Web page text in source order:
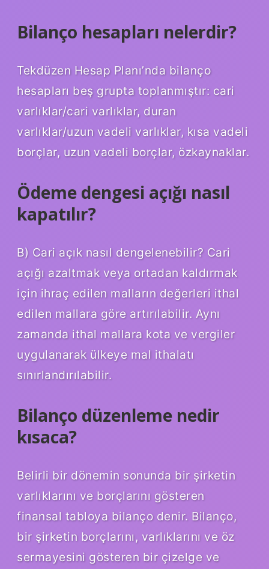
Bilanço hesapları nelerdir?
Tekdüzen Hesap Planı’nda bilanço
hesapları beş grupta toplanmıştır: cari
varlıklar/cari varlıklar, duran
varlıklar/uzun vadeli varlıklar, kısa vadeli
borçlar, uzun vadeli borçlar, özkaynaklar.
Ödeme dengesi açığı nasıl
kapatılır?
B) Cari açık nasıl dengelenebilir? Cari
açığı azaltmak veya ortadan kaldırmak
için ihraç edilen malların değerleri ithal
edilen mallara göre artırılabilir. Aynı
zamanda ithal mallara kota ve vergiler
uygulanarak ülkeye mal ithalatı
sınırlandırılabilir.
Bilanço düzenleme nedir
kısaca?
Belirli bir dönemin sonunda bir şirketin
varlıklarını ve borçlarını gösteren
finansal tabloya bilanço denir. Bilanço,
bir şirketin borçlarını, varlıklarını ve öz
sermayesini gösteren bir çizelge ve